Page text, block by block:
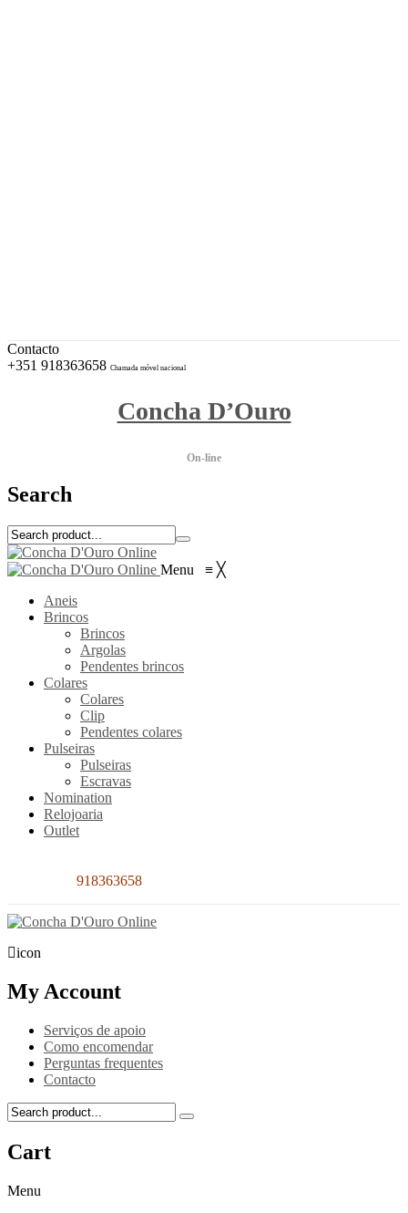
Contacto
+351 918363658 Chamada móvel nacional
Concha D’Ouro
On-line
Search
Menu ≡ ╳
Aneis
Brincos
Brincos
Argolas
Pendentes brincos
Colares
Colares
Clip
Pendentes colares
Pulseiras
Pulseiras
Escravas
Nomination
Relojoaria
Outlet
918363658
icon
My Account
Serviços de apoio
Como encomendar
Perguntas frequentes
Contacto
Cart
Menu